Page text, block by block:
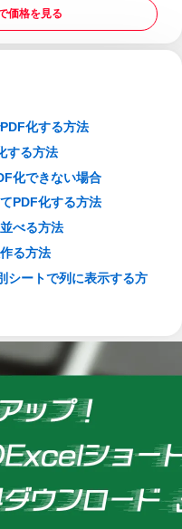
価格を見る
化する方法
する方法
化できない場合
PDF化する方法
べる方法
る方法
シートで列に表示する方